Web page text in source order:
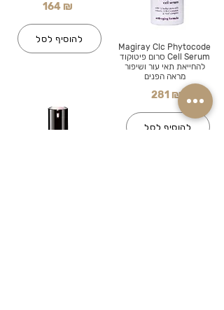
164 ₪
להוסיף לסל
Magiray Clc Phytocode
Cell Serum סרום פיטוקוד
להחייאת תאי עור ושיפור
מראה הפנים
281 ₪
להוסיף לסל